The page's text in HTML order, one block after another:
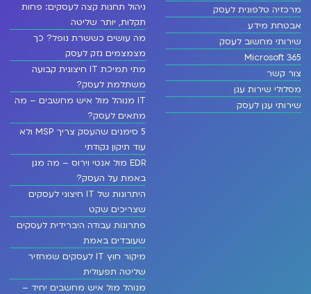
מרכזיה טלפונית לעסק
אבטחת מידע
שירותי מחשוב לעסק
Microsoft 365
צור קשר
מסלולי שירות ענן
שירותי ענן לעסק
ניהול תחנות קצה לעסקים: פחות
תקלות, יותר שליטה
מה עושים כששרת נופל? כך
מצמצמים נזק לעסק
מתי תמיכת IT חיצונית קבועה
משתלמת לעסק?
IT מנוהל מול איש מחשבים – מה
מתאים לעסק?
5 סימנים שהעסק צריך MSP ולא
עוד תיקון נקודתי
EDR מול אנטי וירוס – מה מגן
באמת על העסק?
היתרונות של IT חיצוני לעסקים
שצריכים שקט
פתרונות עבודה היברידית לעסקים
שעובדים באמת
מיקור חוץ IT לעסקים שמחזיר
שליטה תפעולית
מנוהל מול איש מחשבים יחיד –